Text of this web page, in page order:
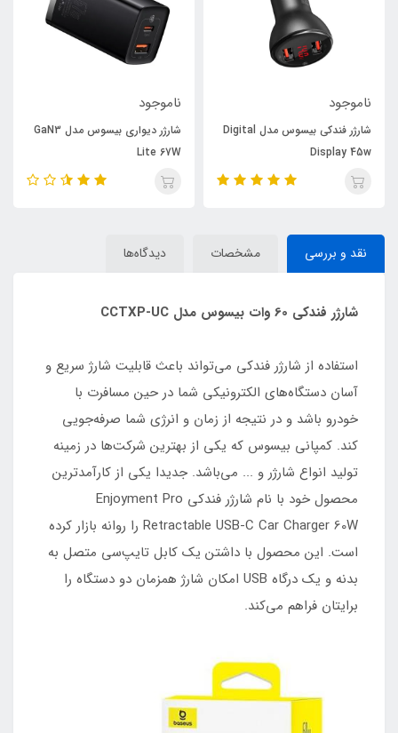
ناموجود
شارژر فندکی بیسوس مدل Digital
Display 45w
ناموجود
شارژر دیواری بیسوس مدل GaN3
Lite 67W
نقد و بررسی مشخصات دیدگاه‌ها
شارژر فندکی 60 وات بیسوس مدل CCTXP-UC
استفاده از شارژر فندکی می‌تواند باعث قابلیت شارژ سریع و
آسان دستگاه‌های الکترونیکی شما در حین مسافرت با
خودرو باشد و در نتیجه از زمان و انرژی شما صرفه‌جویی
کند. کمپانی بیسوس که یکی از بهترین شرکت‌ها در زمینه
تولید انواع شارژر و ... می‌باشد. جدیدا یکی از کارآمد‌ترین
محصول خود با نام شارژر فندکی Enjoyment Pro
Retractable USB-C Car Charger 60W را روانه بازار کرده
است. این محصول با داشتن یک کابل تایپ‌سی متصل به
بدنه و یک درگاه USB امکان شارژ همزمان دو دستگاه را
برایتان فراهم می‌کند.